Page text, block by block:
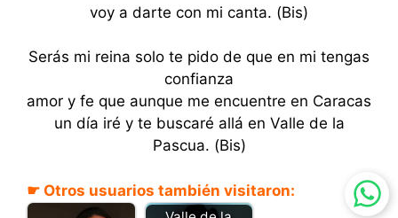
voy a darte con mi canta. (Bis)
Serás mi reina solo te pido de que en mi tengas
confianza
amor y fe que aunque me encuentre en Caracas
un día iré y te buscaré allá en Valle de la
Pascua. (Bis)
☛ Otros usuarios también visitaron: